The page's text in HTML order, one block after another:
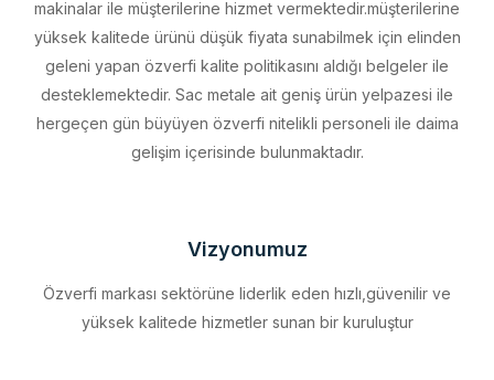
geleni yapan özverfi kalite politikasını aldığı belgeler ile
desteklemektedir. Sac metale ait geniş ürün yelpazesi ile
hergeçen gün büyüyen özverfi nitelikli personeli ile daima
gelişim içerisinde bulunmaktadır.
Özverfi markası sektörüne liderlik eden hızlı,güvenilir ve